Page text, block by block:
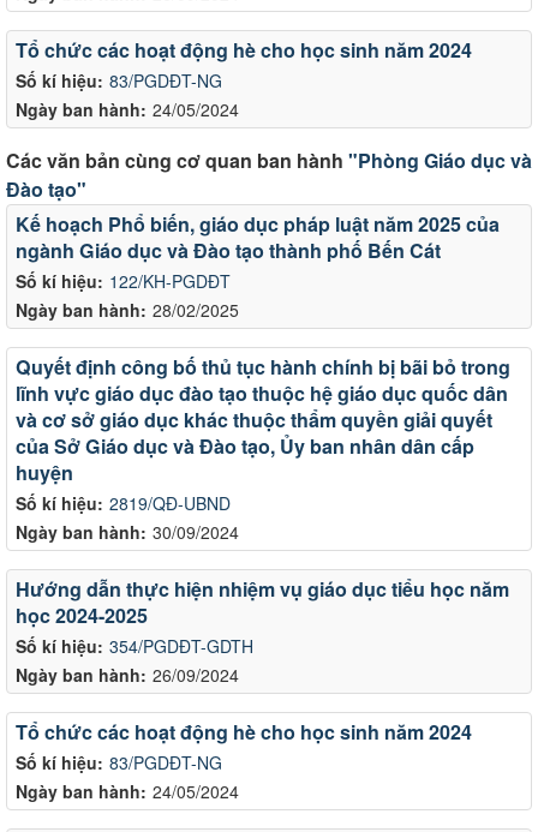
Số kí hiệu: 83/PGDĐT-NG
Ngày ban hành: 24/05/2024
Tổ chức các hoạt động hè cho học sinh năm 2024
Các văn bản cùng cơ quan ban hành "Phòng Giáo dục và
Đào tạo"
Số kí hiệu: 122/KH-PGDĐT
Ngày ban hành: 28/02/2025
Kế hoạch Phổ biến, giáo dục pháp luật năm 2025 của
ngành Giáo dục và Đào tạo thành phố Bến Cát
Số kí hiệu: 2819/QĐ-UBND
Ngày ban hành: 30/09/2024
Quyết định công bố thủ tục hành chính bị bãi bỏ trong
lĩnh vực giáo dục đào tạo thuộc hệ giáo dục quốc dân
và cơ sở giáo dục khác thuộc thẩm quyền giải quyết
của Sở Giáo dục và Đào tạo, Ủy ban nhân dân cấp
huyện
Số kí hiệu: 354/PGDĐT-GDTH
Ngày ban hành: 26/09/2024
Hướng dẫn thực hiện nhiệm vụ giáo dục tiểu học năm
học 2024-2025
Số kí hiệu: 83/PGDĐT-NG
Ngày ban hành: 24/05/2024
Tổ chức các hoạt động hè cho học sinh năm 2024